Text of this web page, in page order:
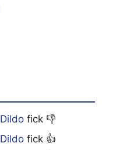
Dildo fick 👎
Dildo fick 👍